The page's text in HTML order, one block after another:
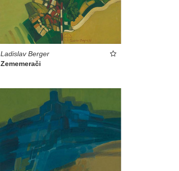
Ladislav Berger
Zememerači